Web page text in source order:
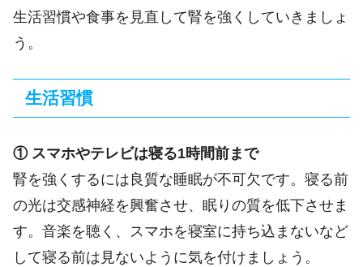
生活習慣や食事を見直して腎を強くしていきましょ
う。
生活習慣
① スマホやテレビは寝る1時間前まで
腎を強くするには良質な睡眠が不可欠です。寝る前
の光は交感神経を興奮させ、眠りの質を低下させま
す。音楽を聴く、スマホを寝室に持ち込まないなど
して寝る前は見ないように気を付けましょう。